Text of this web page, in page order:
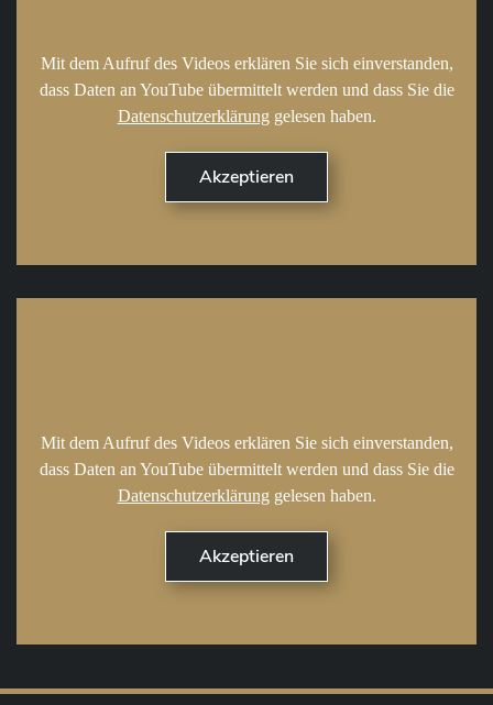
Mit dem Aufruf des Videos erklären Sie sich einverstanden,
dass Daten an YouTube übermittelt werden und dass Sie die
Datenschutzerklärung gelesen haben.
Mit dem Aufruf des Videos erklären Sie sich einverstanden,
dass Daten an YouTube übermittelt werden und dass Sie die
Datenschutzerklärung gelesen haben.